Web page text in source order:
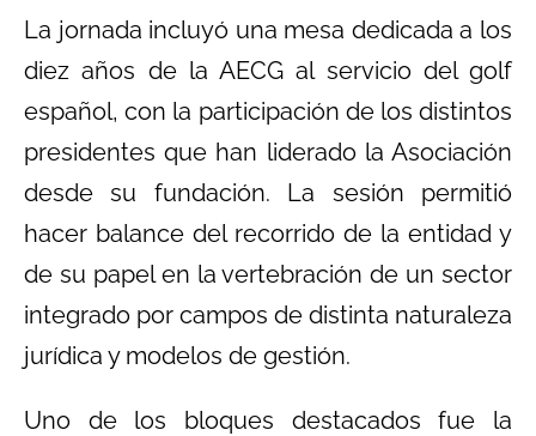
La jornada incluyó una mesa dedicada a los
diez años de la AECG al servicio del golf
español, con la participación de los distintos
presidentes que han liderado la Asociación
desde su fundación. La sesión permitió
hacer balance del recorrido de la entidad y
de su papel en la vertebración de un sector
integrado por campos de distinta naturaleza
jurídica y modelos de gestión.
Uno de los bloques destacados fue la